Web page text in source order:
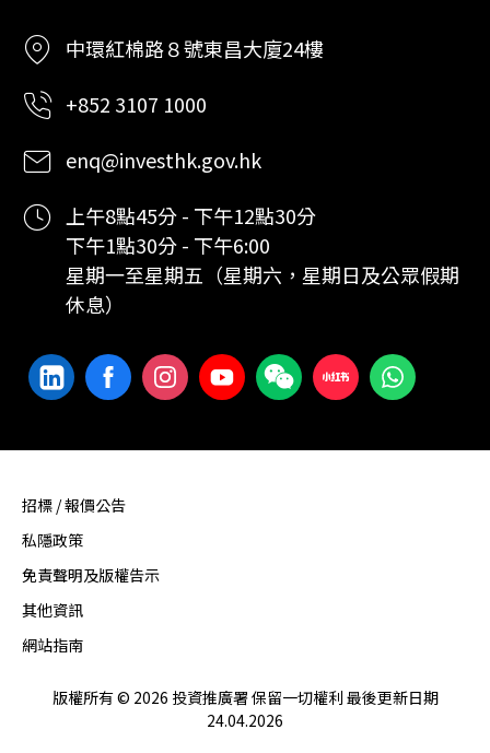
中環紅棉路８號東昌大廈24樓
+852 3107 1000
enq@investhk.gov.hk
上午8點45分 - 下午12點30分
下午1點30分 - 下午6:00
星期一至星期五（星期六，星期日及公眾假期
休息）
招標 / 報價公告
私隱政策
免責聲明及版權告示
其他資訊
網站指南
版權所有 © 2026 投資推廣署 保留一切權利 最後更新日期
24.04.2026